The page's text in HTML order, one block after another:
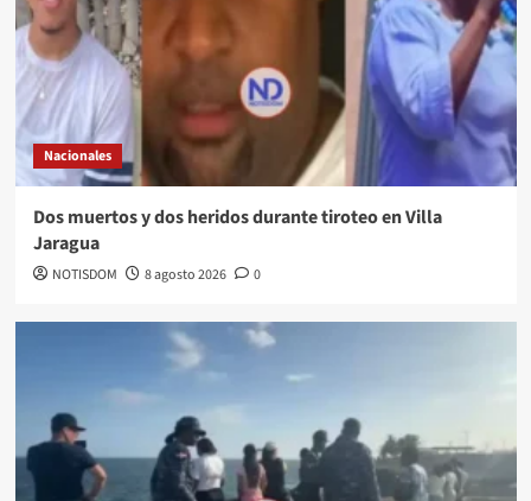
Nacionales
Dos muertos y dos heridos durante tiroteo en Villa
Jaragua
NOTISDOM 8 agosto 2026 0